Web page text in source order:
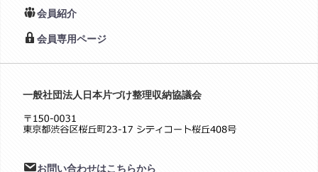
会員紹介
会員専用ページ
一般社団法人日本片づけ整理収納協議会
お問い合わせはこちらから